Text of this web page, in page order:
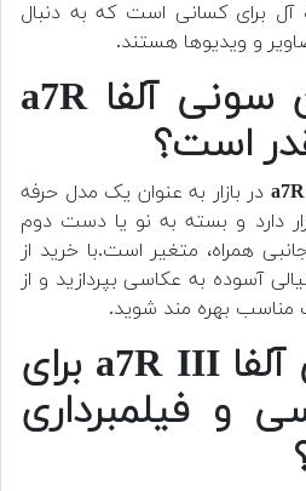
آل برای کسانی است که به دنبال
و ویدیوها هستند.
قیمت دوربین سونی آلفا a7R
در بازار به عنوان یک مدل حرفه
دارد و بسته به نو یا دست دوم
همراه، متغیر است.با خرید از
آسوده به عکاسی بپردازید و از
مناسب بهره مند شوید.
دوربین سونی آلفا a7R III برای
و فیلمبرداری